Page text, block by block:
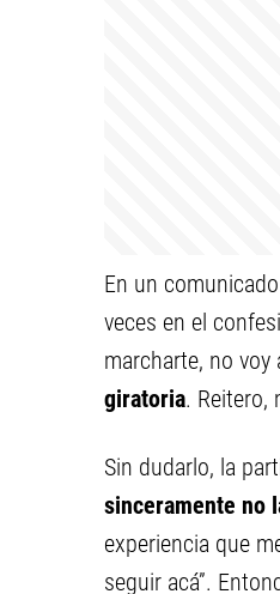
En un
veces en el
marcharte, no
giratoria. Reitero,
Sin dudarlo, la
sinceramente no
experiencia que
seguir acá”.